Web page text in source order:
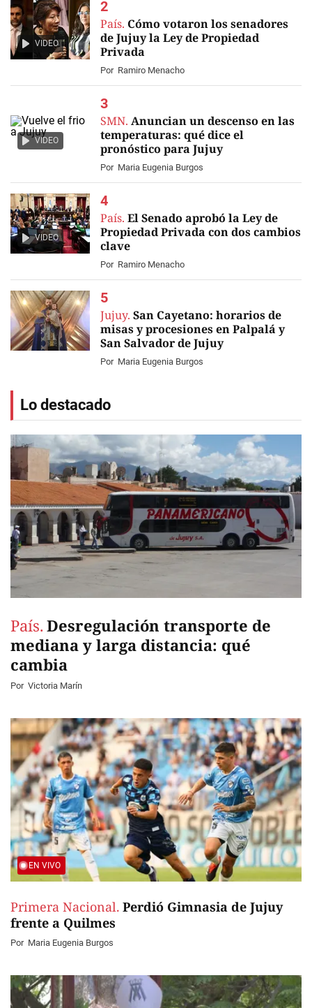
VIDEO
País. Cómo votaron los senadores
de Jujuy la Ley de Propiedad
Privada
Por Ramiro Menacho
VIDEO
SMN. Anuncian un descenso en las
temperaturas: qué dice el
pronóstico para Jujuy
Por Maria Eugenia Burgos
VIDEO
País. El Senado aprobó la Ley de
Propiedad Privada con dos cambios
clave
Por Ramiro Menacho
Jujuy. San Cayetano: horarios de
misas y procesiones en Palpalá y
San Salvador de Jujuy
Por Maria Eugenia Burgos
Lo destacado
País. Desregulación transporte de
mediana y larga distancia: qué
cambia
Por Victoria Marín
EN VIVO
Primera Nacional. Perdió Gimnasia de Jujuy
frente a Quilmes
Por Maria Eugenia Burgos